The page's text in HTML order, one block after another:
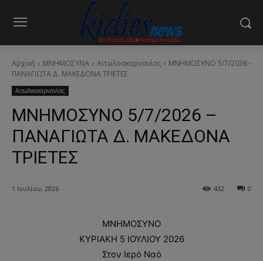
Αρχική ΜΝΗΜΟΣΥΝΑ Αιτωλοακαρνανίας
ΜΝΗΜΟΣΥΝΟ 5/7/2026 -
ΠΑΝΑΓΙΩΤΑ Δ. ΜΑΚΕΔΟΝΑ ΤΡΙΕΤΕΣ
Αιτωλοακαρνανίας
ΜΝΗΜΟΣΥΝΟ 5/7/2026 –
ΠΑΝΑΓΙΩΤΑ Δ. ΜΑΚΕΔΟΝΑ
ΤΡΙΕΤΕΣ
1 Ιουλίου, 2026 0
432
ΜΝΗΜΟΣΥΝΟ
ΚΥΡΙΑΚΗ 5 ΙΟΥΛΙΟΥ 2026
Στον Ιερό Ναό